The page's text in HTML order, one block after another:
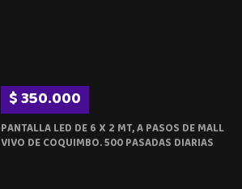
$ 350.000
PANTALLA LED DE 6 X 2 MT, A PASOS DE MALL
VIVO DE COQUIMBO. 500 PASADAS DIARIAS